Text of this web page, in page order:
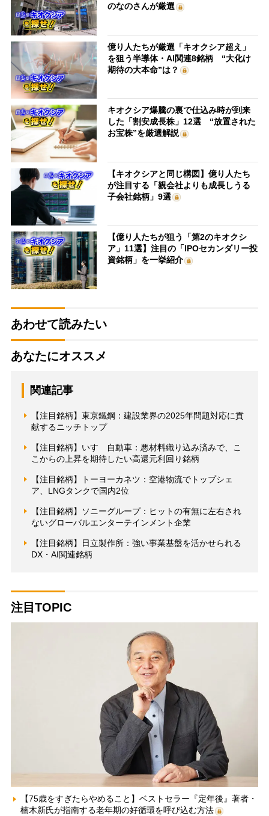
のなのさんが厳選
億り人たちが厳選「キオクシア超え」
を狙う半導体・AI関連8銘柄 “大化け
期待の大本命”は？
キオクシア爆騰の裏で仕込み時が到来
した「割安成長株」12選 “放置された
お宝株”を厳選解説
【キオクシアと同じ構図】億り人たち
が注目する「親会社よりも成長しうる
子会社銘柄」9選
【億り人たちが狙う「第2のキオクシ
ア」11選】注目の「IPOセカンダリー投
資銘柄」を一挙紹介
あわせて読みたい
あなたにオススメ
関連記事
【注目銘柄】東京鐵鋼：建設業界の2025年問題対応に貢
献するニッチトップ
【注目銘柄】いすゞ自動車：悪材料織り込み済みで、こ
こからの上昇を期待したい高還元利回り銘柄
【注目銘柄】トーヨーカネツ：空港物流でトップシェ
ア、LNGタンクで国内2位
【注目銘柄】ソニーグループ：ヒットの有無に左右され
ないグローバルエンターテインメント企業
【注目銘柄】日立製作所：強い事業基盤を活かせられる
DX・AI関連銘柄
注目TOPIC
【75歳をすぎたらやめること】ベストセラー『定年後』著者・
楠木新氏が指南する老年期の好循環を呼び込む方法